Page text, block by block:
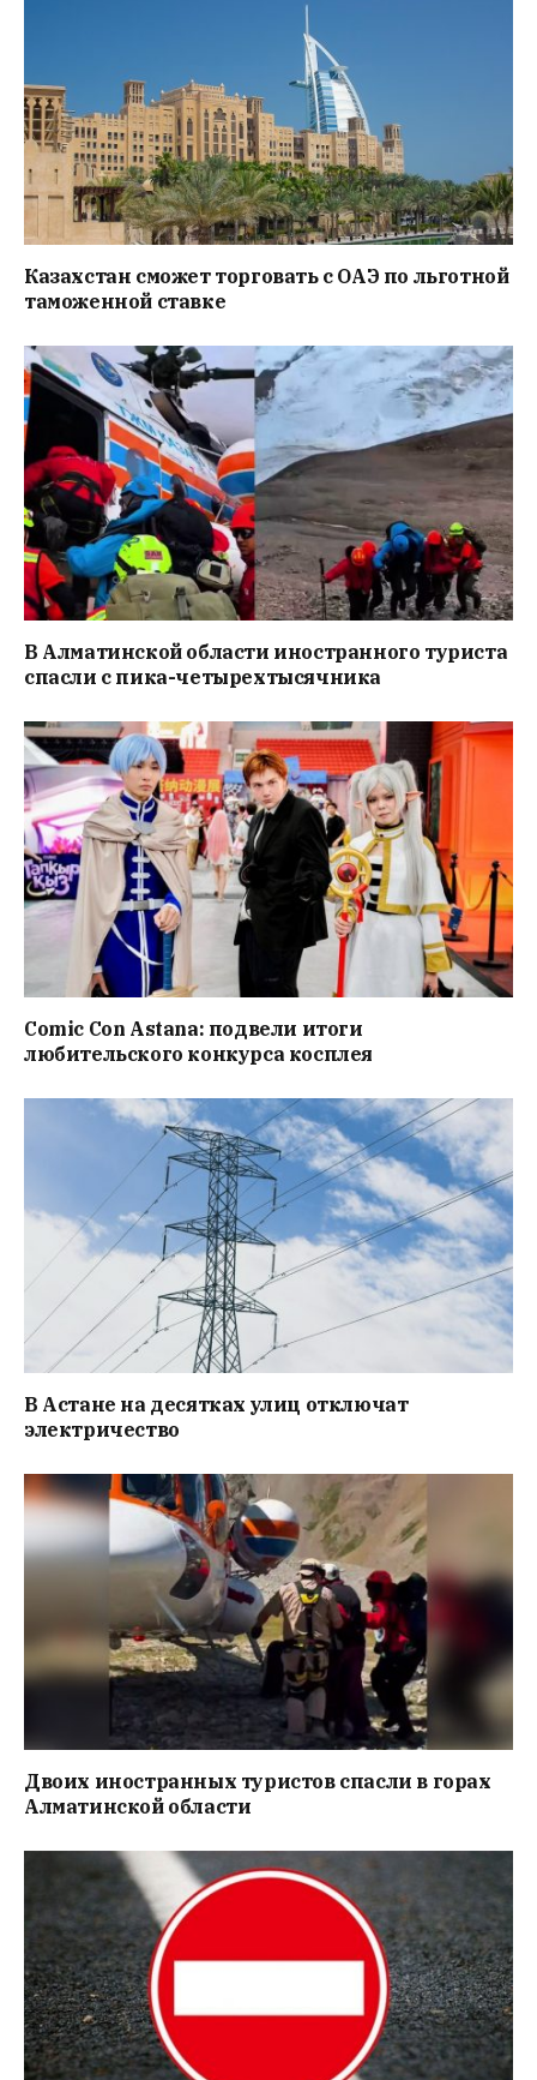
Казахстан сможет торговать с ОАЭ по льготной
таможенной ставке
В Алматинской области иностранного туриста
спасли с пика-четырехтысячника
Comic Con Astana: подвели итоги
любительского конкурса косплея
В Астане на десятках улиц отключат
электричество
Двоих иностранных туристов спасли в горах
Алматинской области